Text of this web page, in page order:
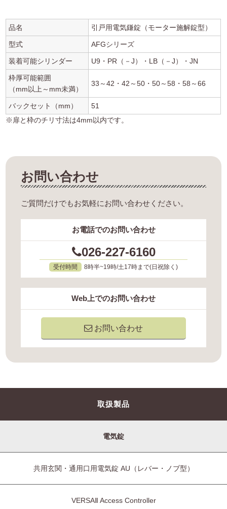
品名 引戸用電気鎌錠（モーター施解錠型）
型式 AFGシリーズ
装着可能シリンダー U9・PR（－J）・LB（－J）・JN
枠厚可能範囲
（mm以上～mm未満）
33～42・42～50・50～58・58～66
バックセット（mm）
51
※扉と枠のチリ寸法は4mm以内です。
お問い合わせ
ご質問だけでもお気軽にお問い合わせください。
お電話でのお問い合わせ
026-227-6160
受付時間 8時半~19時/土17時まで(日祝除く)
Web上でのお問い合わせ
お問い合わせ
取扱製品
電気錠
共用玄関・通用口用電気錠 AU（レバー・ノブ型）
VERSAⅡ Access Controller